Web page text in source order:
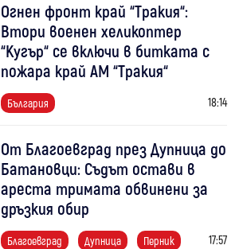
Огнен фронт край “Тракия“:
Втори военен хеликоптер
“Кугър“ се включи в битката с
пожара край АМ “Тракия“
България 18:14
От Благоевград през Дупница до
Батановци: Съдът остави в
ареста тримата обвинени за
дръзкия обир
Благоевград Дупница Перник 17:57